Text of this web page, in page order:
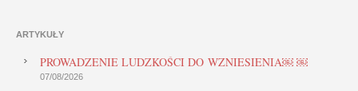
ARTYKUŁY
PROWADZENIE LUDZKOŚCI DO WZNIESIENIA￼ ￼
07/08/2026